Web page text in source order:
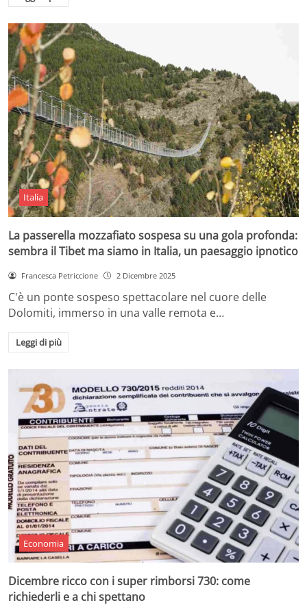
Italia
La passerella mozzafiato sospesa su una gola profonda:
sembra il Tibet ma siamo in Italia, un paesaggio ipnotico
Francesca Petriccione 2 Dicembre 2025
C'è un ponte sospeso spettacolare nel cuore delle
Dolomiti, immerso in una valle remota e…
Leggi di più
Economia
Dicembre ricco con i super rimborsi 730: come
richiederli e a chi spettano